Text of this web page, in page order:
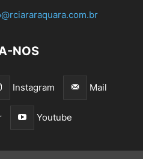
NOS
Instagram Mail
Youtube